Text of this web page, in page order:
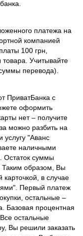
платежа на
компанией
100 грн,
Учитывайте
перевода).
ПриватБанка с
оформить
нет – получите
можно разбить на
"Аванс
наличными
Остаток суммы
Таким образом, Вы
карточкой, в случае
Первый платеж
остальные –
Базовая процентная
остальные
Вы решили заказать